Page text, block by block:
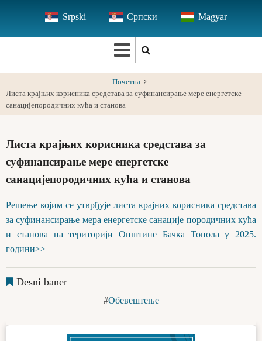
main
Srpski Српски Magyar
Почетна
Листа крајњих корисника средстава за суфинансирање мере енергетске
санацијепородичних кућа и станова
Листа крајњих корисника средстава за
суфинансирање мере енергетске
санацијепородичних кућа и станова
Решење којим се утврђује листа крајних корисника средстава
за суфинансирање мера енергетске санације породичних кућа
и станова на територији Општине Бачка Топола у 2025.
години>>
Desni baner
Обевештење